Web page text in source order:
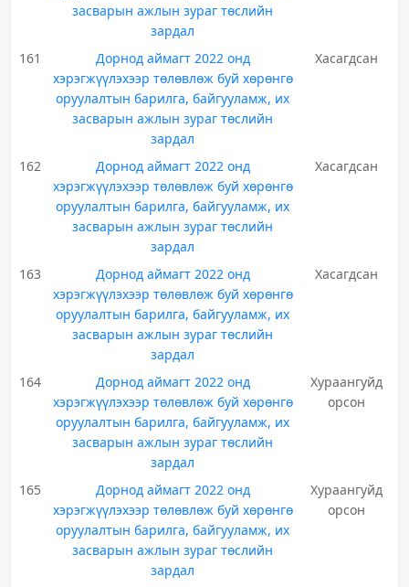
засварын ажлын зураг төслийн
зардал
161
Дорнод аймагт 2022 онд
хэрэгжүүлэхээр төлөвлөж буй хөрөнгө
оруулалтын барилга, байгууламж, их
засварын ажлын зураг төслийн
зардал
Хасагдсан
162
Дорнод аймагт 2022 онд
хэрэгжүүлэхээр төлөвлөж буй хөрөнгө
оруулалтын барилга, байгууламж, их
засварын ажлын зураг төслийн
зардал
Хасагдсан
163
Дорнод аймагт 2022 онд
хэрэгжүүлэхээр төлөвлөж буй хөрөнгө
оруулалтын барилга, байгууламж, их
засварын ажлын зураг төслийн
зардал
Хасагдсан
164
Дорнод аймагт 2022 онд
хэрэгжүүлэхээр төлөвлөж буй хөрөнгө
оруулалтын барилга, байгууламж, их
засварын ажлын зураг төслийн
зардал
Хураангуйд
орсон
165
Дорнод аймагт 2022 онд
хэрэгжүүлэхээр төлөвлөж буй хөрөнгө
оруулалтын барилга, байгууламж, их
засварын ажлын зураг төслийн
зардал
Хураангуйд
орсон